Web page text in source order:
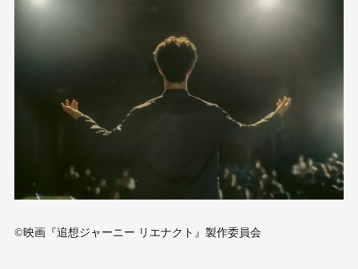
©映画『追想ジャーニー リエナクト』製作委員会